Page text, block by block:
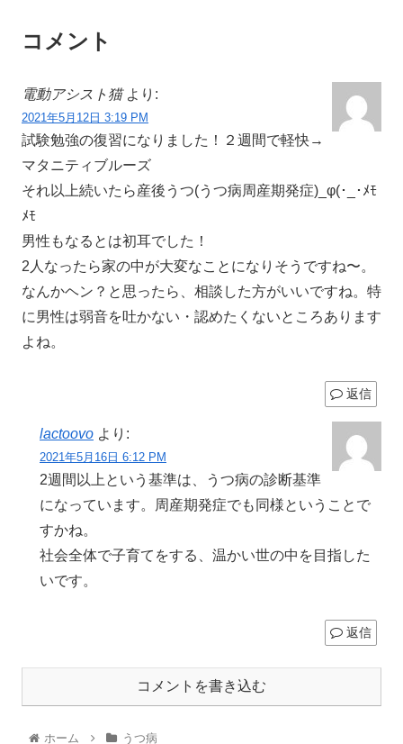
コメント
電動アシスト猫 より:
2021年5月12日 3:19 PM
試験勉強の復習になりました！２週間で軽快→
マタニティブルーズ
それ以上続いたら産後うつ(うつ病周産期発症)_φ(･_･ﾒﾓ
ﾒﾓ
男性もなるとは初耳でした！
2人なったら家の中が大変なことになりそうですね〜。
なんかヘン？と思ったら、相談した方がいいですね。特
に男性は弱音を吐かない・認めたくないところあります
よね。
返信
lactoovo より:
2021年5月16日 6:12 PM
2週間以上という基準は、うつ病の診断基準
になっています。周産期発症でも同様ということで
すかね。
社会全体で子育てをする、温かい世の中を目指した
いです。
返信
コメントを書き込む
ホーム うつ病